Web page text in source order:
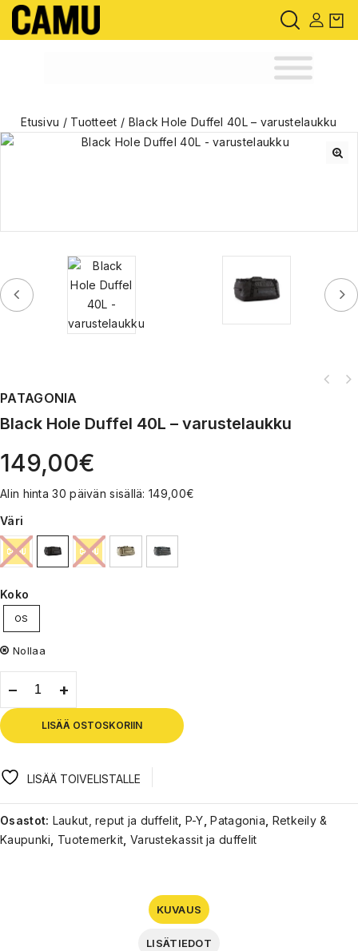
Etusivu / Tuotteet / Black Hole Duffel 40L – varustelaukku
PATAGONIA
Black Hole Duffel 40L – varustelaukku
149,00€
Alin hinta 30 päivän sisällä:149,00€
Väri
Koko
OS
Nollaa
LISÄÄ OSTOSKORIIN
LISÄÄ TOIVELISTALLE
Osastot: Laukut, reput ja duffelit P-Y ,Patagonia Retkeily &
Kaupunki
Tuotemerkit Varustekassit ja duffelit
KUVAUS
LISÄTIEDOT